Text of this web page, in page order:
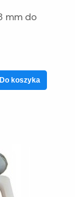
mm do
Do koszyka